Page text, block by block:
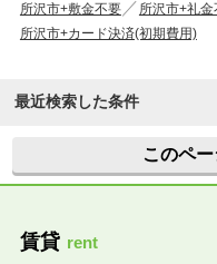
所沢市+敷金不要
所沢市+礼金
所沢市+カード決済(初期費用)
最近検索した条件
このペ
賃貸 rent